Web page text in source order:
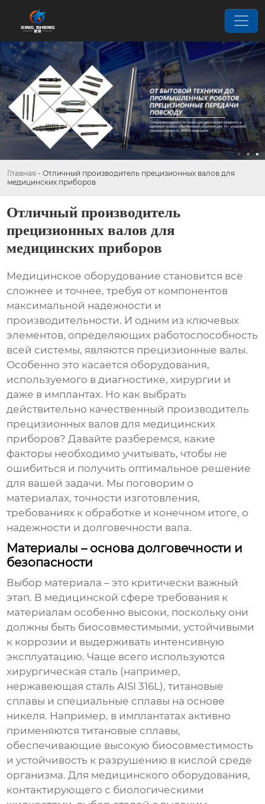
Главная - Отличный производитель прецизионных валов для
медицинских приборов
Отличный производитель
прецизионных валов для
медицинских приборов
Медицинское оборудование становится все
сложнее и точнее, требуя от компонентов
максимальной надежности и
производительности. И одним из ключевых
элементов, определяющих работоспособность
всей системы, являются прецизионные валы.
Особенно это касается оборудования,
используемого в диагностике, хирургии и
даже в имплантах. Но как выбрать
действительно качественный производитель
прецизионных валов для медицинских
приборов? Давайте разберемся, какие
факторы необходимо учитывать, чтобы не
ошибиться и получить оптимальное решение
для вашей задачи. Мы поговорим о
материалах, точности изготовления,
требованиях к обработке и конечном итоге, о
надежности и долговечности вала.
Материалы – основа долговечности и
безопасности
Выбор материала – это критически важный
этап. В медицинской сфере требования к
материалам особенно высоки, поскольку они
должны быть биосовместимыми, устойчивыми
к коррозии и выдерживать интенсивную
эксплуатацию. Чаще всего используются
хирургическая сталь (например,
нержавеющая сталь AISI 316L), титановые
сплавы и специальные сплавы на основе
никеля. Например, в имплантатах активно
применяются титановые сплавы,
обеспечивающие высокую биосовместимость
и устойчивость к разрушению в кислой среде
организма. Для медицинского оборудования,
контактирующего с биологическими